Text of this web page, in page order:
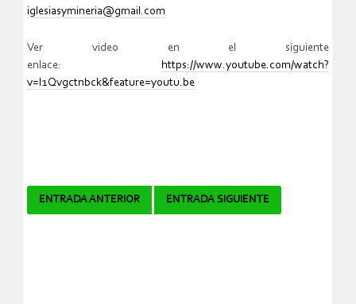
iglesiasymineria@gmail.com
Ver video en el siguiente
enlace:
https://www.youtube.com/watch?
v=I1Qvgctnbck&feature=youtu.be
Navegador
ENTRADA ANTERIOR ENTRADA SIGUIENTE